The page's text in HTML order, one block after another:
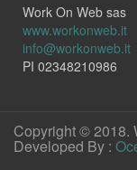
Work On Web sas
www.workonweb.it
info@workonweb.it
PI 02348210986
Copyright © 2018.
Developed By :